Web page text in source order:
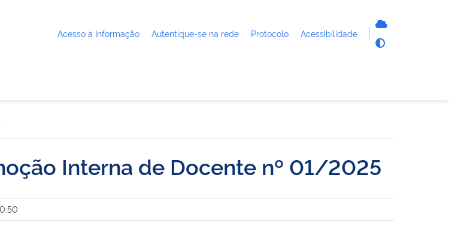
Acesso à Informação Autentique-se na rede Protocolo Acessibilidade
Interna de Docente nº 01/2025